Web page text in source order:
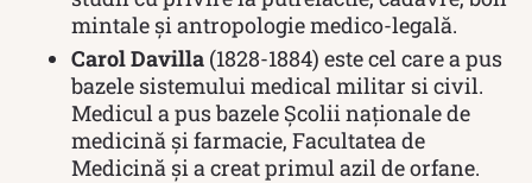
mintale și antropologie medico-legală.
Carol Davilla (1828-1884) este cel care a pus
bazele sistemului medical militar si civil.
Medicul a pus bazele Școlii naționale de
medicină și farmacie, Facultatea de
Medicină și a creat primul azil de orfane.